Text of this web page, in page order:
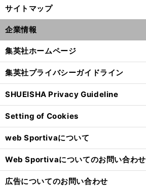
サイトマップ
企業情報
集英社ホームページ
集英社プライバシーガイドライン
SHUEISHA Privacy Guideline
Setting of Cookies
web Sportivaについて
Web Sportivaについてのお問い合わせ
広告についてのお問い合わせ